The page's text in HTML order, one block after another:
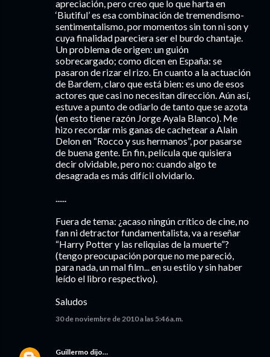
apreciación, pero creo que lo que harta en
‘Biutiful’ es esa combinación de tremendismo-
sentimentalismo, por momentos sin ton ni son y
cuya finalidad pareciera ser el burdo chantaje.
Un problema de origen: un guión
sobrecargado; como dicen en España: se
pasaron de rizar el rizo. En cuanto a la actuación
de Bardem, claro que está bien: es uno de esos
actores que casi no necesitan dirección. Aún así,
estuve a punto de odiarlo de tanto que se azota
(en esto tiene razón Jorge Ayala Blanco). Me
hizo recordar mis ganas de cachetear a Alain
Delon en “Rocco y sus hermanos”, por pasarse
de buena gente. En fin, película que quisiera
decir olvidable, pero no: cuando algo te
desagrada es más difícil olvidarlo.
......
Fuera de tema: ¿acaso ningún crítico de cine, no
fan ni detractor fundamentalista, va a reseñar
“Harry Potter y las reliquias de la muerte”?
(tengo preocupación porque no me pareció,
para nada, un mal film... en su estilo y sin haber
leído el libro respectivo).
Saludos
30 de noviembre de 2010 a las 5:46 a.m.
Guillermo dijo…